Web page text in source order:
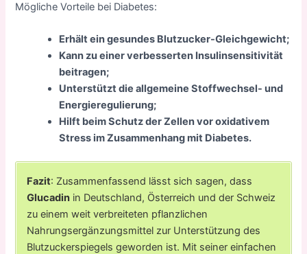
Mögliche Vorteile bei Diabetes:
Erhält ein gesundes Blutzucker-Gleichgewicht;
Kann zu einer verbesserten Insulinsensitivität
beitragen;
Unterstützt die allgemeine Stoffwechsel- und
Energieregulierung;
Hilft beim Schutz der Zellen vor oxidativem
Stress im Zusammenhang mit Diabetes.
Fazit: Zusammenfassend lässt sich sagen, dass
Glucadin in Deutschland, Österreich und der Schweiz
zu einem weit verbreiteten pflanzlichen
Nahrungsergänzungsmittel zur Unterstützung des
Blutzuckerspiegels geworden ist. Mit seiner einfachen